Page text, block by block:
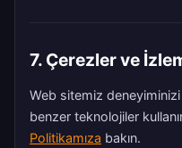
7. Çerezler ve
Web sitemiz
benzer teknolojiler
Politikamıza bakın.